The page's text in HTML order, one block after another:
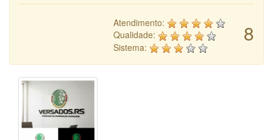
8
Atendimento:
Qualidade:
Sistema: